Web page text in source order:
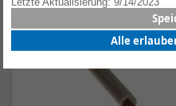
Alle